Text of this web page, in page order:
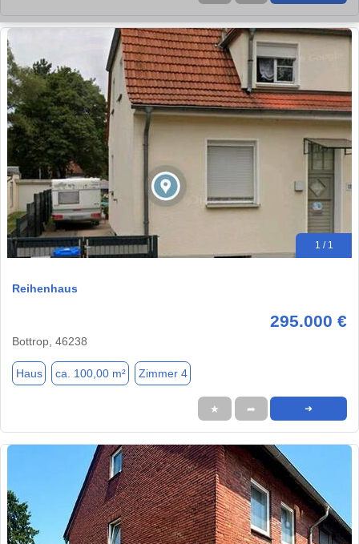
1 / 1
Reihenhaus
295.000 €
Bottrop, 46238
Haus ca. 100,00 m² Zimmer 4
★ ➦ ➜